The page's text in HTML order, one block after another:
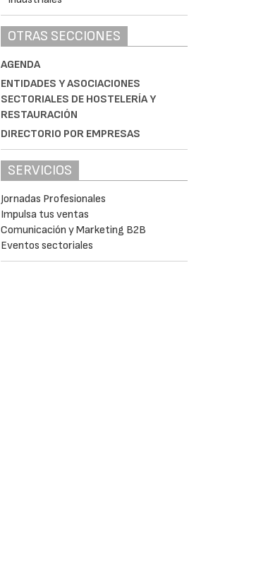
OTRAS SECCIONES
AGENDA
ENTIDADES Y ASOCIACIONES
SECTORIALES DE HOSTELERÍA Y
RESTAURACIÓN
DIRECTORIO POR EMPRESAS
SERVICIOS
Jornadas Profesionales
Impulsa tus ventas
Comunicación y Marketing B2B
Eventos sectoriales